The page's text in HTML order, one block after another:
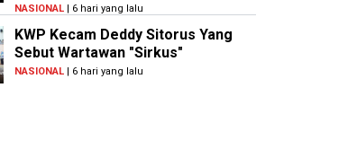
NASIONAL| 6 hari yang lalu
KWP Kecam Deddy Sitorus Yang
Sebut Wartawan "Sirkus"
NASIONAL| 6 hari yang lalu